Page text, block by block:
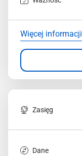
Więcej informacji
Zasięg
Dane